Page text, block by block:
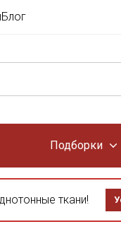
Блог
Подборки
ткани!